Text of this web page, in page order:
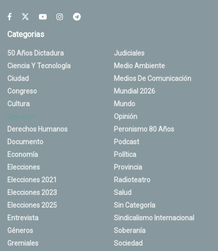
Categorias
50 Años Dictadura
Ciencia Y Tecnología
Ciudad
Congreso
Cultura
Derechos Humanos
Documento
Economía
Elecciones
Elecciones 2021
Elecciones 2023
Elecciones 2025
Entrevista
Géneros
Gremiales
Judiciales
Medio Ambiente
Medios De Comunicación
Mundial 2026
Mundo
Opinión
Peronismo 80 Años
Podcast
Política
Provincia
Radioteatro
Salud
Sin Categoría
Sindicalismo Internacional
Soberanía
Sociedad